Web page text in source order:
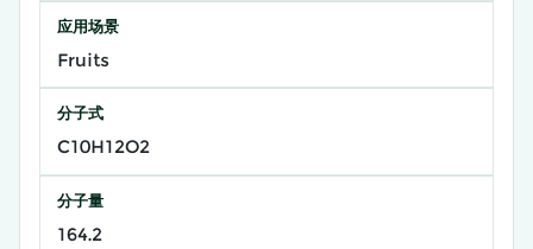
应用场景
Fruits
分子式
C10H12O2
分子量
164.2